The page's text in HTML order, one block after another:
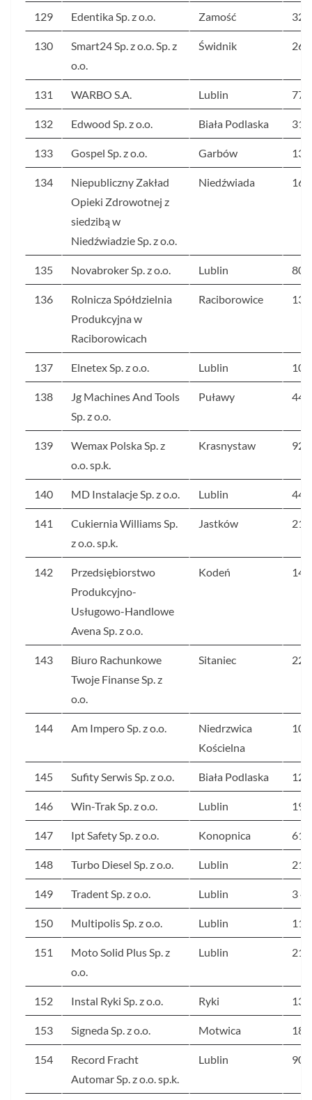
129 Edentika Sp. z o.o. Zamość 320
130
Smart24 Sp. z o.o. Sp. z
o.o.
Świdnik 265
131 WARBO S.A. Lublin 77
132 Edwood Sp. z o.o. Biała Podlaska 312
133 Gospel Sp. z o.o. Garbów 133
134
Niepubliczny Zakład
Opieki Zdrowotnej z
siedzibą w
Niedźwiadzie Sp. z o.o.
Niedźwiada 162
135 Novabroker Sp. z o.o. Lublin 80
136
Rolnicza Spółdzielnia
Produkcyjna w
Raciborowicach
Raciborowice 130
137 Elnetex Sp. z o.o. Lublin 108
138
Jg Machines And Tools
Sp. z o.o.
Puławy 443
139
Wemax Polska Sp. z
o.o. sp.k.
Krasnystaw 924
140 MD Instalacje Sp. z o.o. Lublin 444
141
Cukiernia Williams Sp.
z o.o. sp.k.
Jastków 210
142
Przedsiębiorstwo
Produkcyjno-
Usługowo-Handlowe
Avena Sp. z o.o.
Kodeń 145
143
Biuro Rachunkowe
Twoje Finanse Sp. z
o.o.
Sitaniec 223
144 Am Impero Sp. z o.o.
Niedrzwica
Kościelna
100
145 Sufity Serwis Sp. z o.o. Biała Podlaska 120
146 Win-Trak Sp. z o.o. Lublin 192
147 Ipt Safety Sp. z o.o. Konopnica 61
148 Turbo Diesel Sp. z o.o. Lublin 216
149 Tradent Sp. z o.o. Lublin 3
150 Multipolis Sp. z o.o. Lublin 119
151
Moto Solid Plus Sp. z
o.o.
Lublin 217
152 Instal Ryki Sp. z o.o. Ryki 138
153 Signeda Sp. z o.o. Motwica 186
154
Record Fracht
Automar Sp. z o.o. sp.k.
Lublin 903